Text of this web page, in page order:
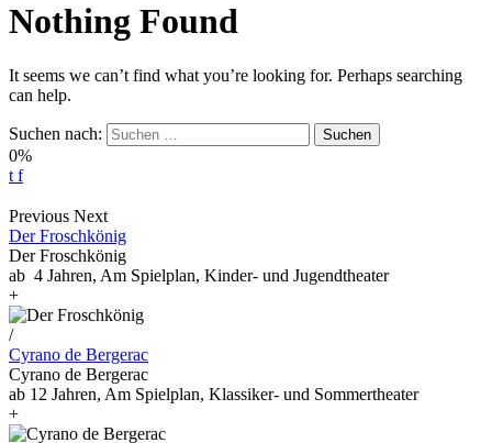
Nothing Found
It seems we can’t find what you’re looking for. Perhaps searching
can help.
Suchen nach:
0%
t f
Previous Next
Der Froschkönig
Der Froschkönig
ab 4 Jahren, Am Spielplan, Kinder- und Jugendtheater
+
/
Cyrano de Bergerac
Cyrano de Bergerac
ab 12 Jahren, Am Spielplan, Klassiker- und Sommertheater
+